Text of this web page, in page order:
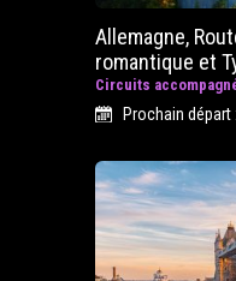
Allemagne,
romantique et
Circuits
Prochain départ